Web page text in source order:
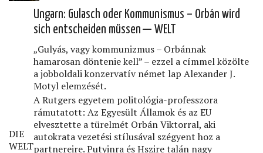
DIE
WELT
Ungarn: Gulasch oder Kommunismus – Orbán wird
sich entscheiden müssen — WELT
„Gulyás, vagy kommunizmus – Orbánnak
hamarosan döntenie kell” – ezzel a címmel közölte
a jobboldali konzervatív német lap Alexander J.
Motyl elemzését.
A Rutgers egyetem politológia-professzora
rámutatott: Az Egyesült Államok és az EU
elvesztette a türelmét Orbán Viktorral, aki
autokrata vezetési stílusával szégyent hoz a
partnereire. Putyinra és Hszire talán nagy